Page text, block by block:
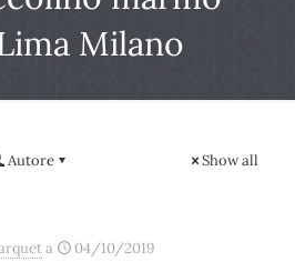
Milano
Autore Show all
a 04/10/2019